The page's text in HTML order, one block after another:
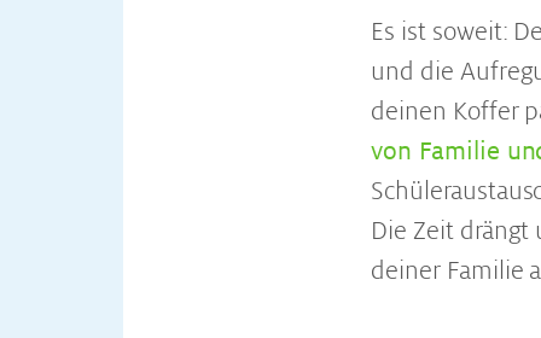
Es ist soweit:
und die
deinen Koffer
von Familie
Die Zeit drängt
deiner Familie